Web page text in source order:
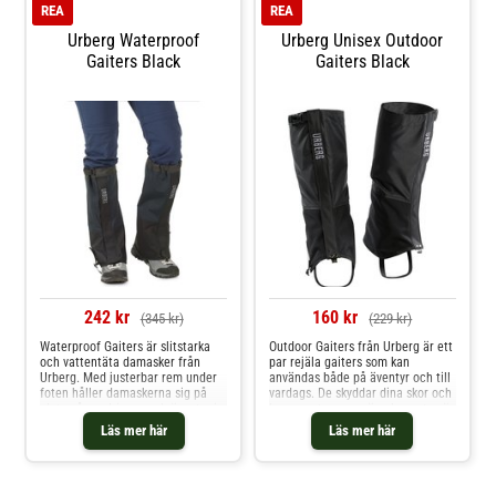
Urberg Waterproof
Gaiters Black
REA
242 kr (345 kr)
Läs mer här
Waterproof Gaiters är slitstarka
och vattentäta damasker från
Urberg. Med justerbar rem under
foten håller damaskerna sig på
plats på vandringar och äventyr i
alla väder. Övre del: 160D nylon
Ripstop - 5000 mm vattentätNedre
del: 600D Polyester Ripstop - 5000
Urberg Unisex Outdoor
Gaiters Black
REA
160 kr (229 kr)
Läs mer här
Outdoor Gaiters från Urberg är ett
par rejäla gaiters som kan
användas både på äventyr och till
vardags. De skyddar dina skor och
byxor mot regn, snö och smuts när
du är ute och går. Ställbart
spänne i överkant, justerbar rem
under foten, kraftig